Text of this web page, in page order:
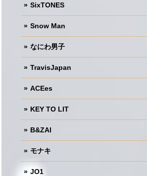
SixTONES
Snow Man
なにわ男子
TravisJapan
ACEes
KEY TO LIT
B&ZAI
モナキ
JO1